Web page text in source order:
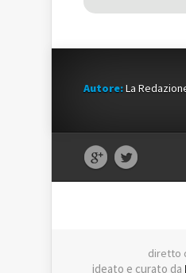
Autore:La
diretto
ideato e curato da